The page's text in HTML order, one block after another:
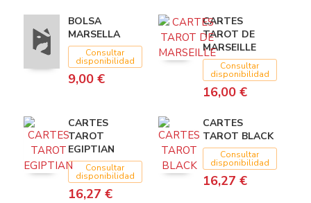
BOLSA
MARSELLA
Consultar
disponibilidad
9,00 €
CARTES
TAROT DE
MARSEILLE
Consultar
disponibilidad
16,00 €
CARTES
TAROT
EGIPTIAN
Consultar
disponibilidad
16,27 €
CARTES
TAROT BLACK
Consultar
disponibilidad
16,27 €